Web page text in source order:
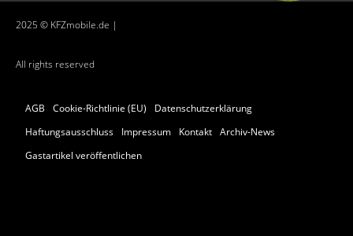
2025 © KFZmobile.de |
All rights reserved
AGB Cookie-Richtlinie (EU)
Datenschutzerklärung
Haftungsausschluss
Impressum Kontakt Archiv-News
Gastartikel veröffentlichen